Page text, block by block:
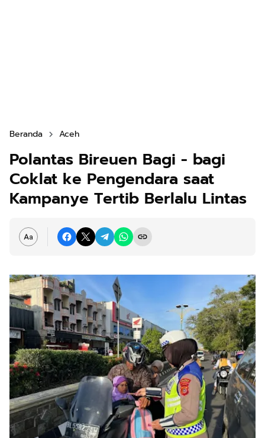
Beranda Aceh
Polantas Bireuen Bagi - bagi
Coklat ke Pengendara saat
Kampanye Tertib Berlalu Lintas